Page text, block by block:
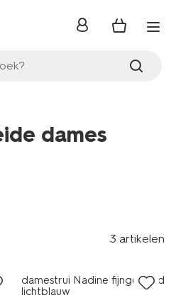
inloggen
dames
3 artikelen
damestrui Nadine fijngebreid
lichtblauw